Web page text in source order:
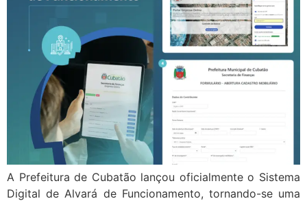
A Prefeitura de Cubatão lançou oficialmente o Sistema
Digital de Alvará de Funcionamento, tornando-se uma